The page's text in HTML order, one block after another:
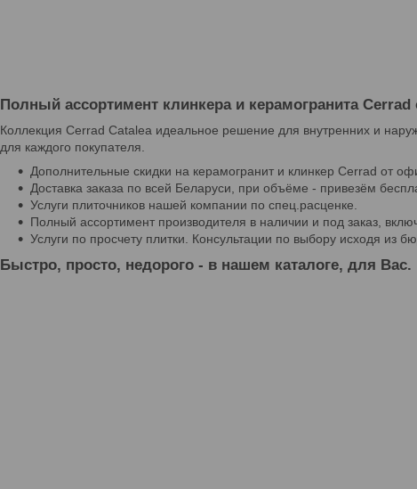
Полный ассортимент клинкера и керамогранита Cerrad
Коллекция Cerrad Catalea идеальное решение для внутренних и
для каждого покупателя.
Дополнительные скидки на керамогранит и клинкер Cerrad от
Доставка заказа по всей Беларуси, при объёме - привезём
Услуги плиточников нашей компании по спец.расценке.
Полный ассортимент производителя в наличии и под заказ,
Услуги по просчету плитки. Консультации по выбору исходя из
Быстро, просто, недорого - в нашем каталоге, для Вас.